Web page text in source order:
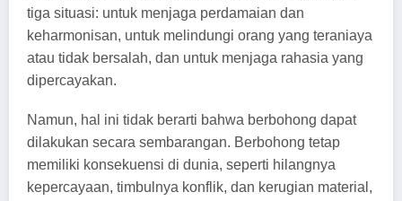
tiga situasi: untuk menjaga perdamaian dan
keharmonisan, untuk melindungi orang yang teraniaya
atau tidak bersalah, dan untuk menjaga rahasia yang
dipercayakan.
Namun, hal ini tidak berarti bahwa berbohong dapat
dilakukan secara sembarangan. Berbohong tetap
memiliki konsekuensi di dunia, seperti hilangnya
kepercayaan, timbulnya konflik, dan kerugian material,